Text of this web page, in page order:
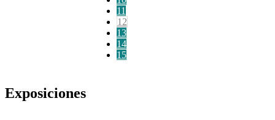
11
12
13
14
15
Exposiciones